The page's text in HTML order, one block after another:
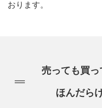
おります。
売っても買っ
ほんだら